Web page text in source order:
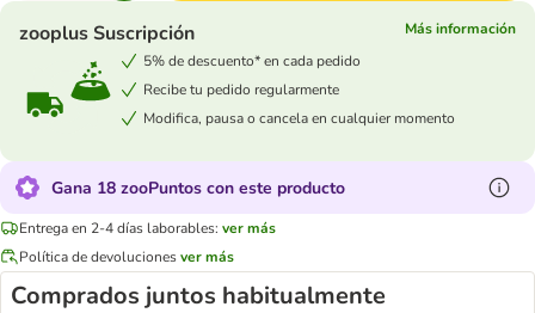
zooplus Suscripción
Más información
5% de descuento* en cada pedido
Recibe tu pedido regularmente
Modifica, pausa o cancela en cualquier momento
Gana 18 zooPuntos con este producto
Entrega en 2-4 días laborables: ver más
Política de devolucionesver más
Comprados juntos habitualmente